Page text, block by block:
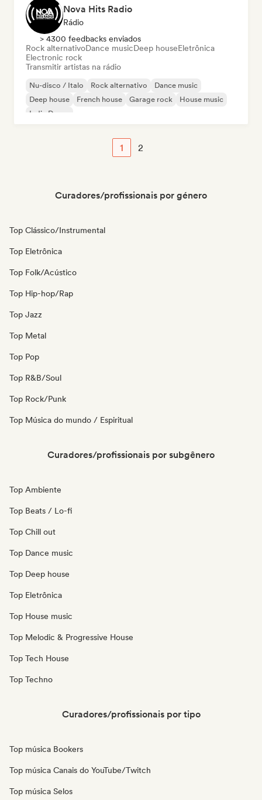
Nova Hits Radio
Rádio
> 4300 feedbacks enviados
Rock alternativoDance musicDeep houseEletrônica
Electronic rock
Transmitir artistas na rádio
Nu-disco / Italo Rock alternativo
Dance music
Deep house
French house Garage rock
House music
Indie Dance
1 2
Curadores/profissionais por género
Top Clássico/Instrumental
Top Eletrônica
Top Folk/Acústico
Top Hip-hop/Rap
Top Jazz
Top Metal
Top Pop
Top R&B/Soul
Top Rock/Punk
Top Música do mundo / Espiritual
Curadores/profissionais por subgênero
Top Ambiente
Top Beats / Lo-fi
Top Chill out
Top Dance music
Top Deep house
Top Eletrônica
Top House music
Top Melodic & Progressive House
Top Tech House
Top Techno
Curadores/profissionais por tipo
Top música Bookers
Top música Canais do YouTube/Twitch
Top música Selos